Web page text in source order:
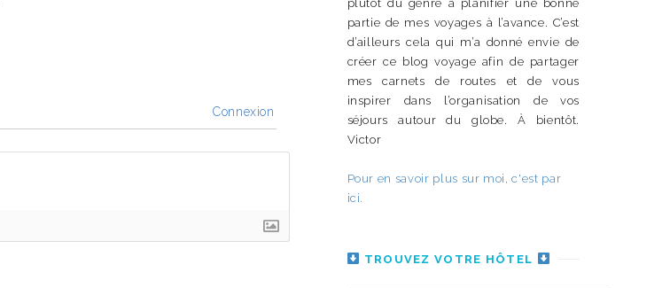
Connexion
plutôt du genre à planifier une bonne
partie de mes voyages à l’avance. C’est
d’ailleurs cela qui m’a donné envie de
créer ce blog voyage afin de partager
mes carnets de routes et de vous
inspirer dans l’organisation de vos
séjours autour du globe. À bientôt.
Victor
Pour en savoir plus sur moi, c'est par
ici.
TROUVEZ VOTRE HÔTEL